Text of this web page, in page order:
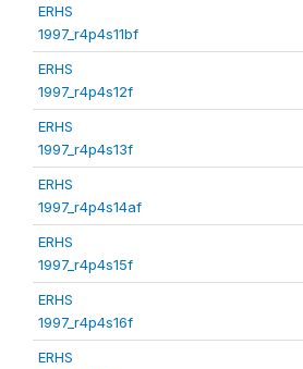
ERHS
1997_r4p4s11bf
ERHS
1997_r4p4s12f
ERHS
1997_r4p4s13f
ERHS
1997_r4p4s14af
ERHS
1997_r4p4s15f
ERHS
1997_r4p4s16f
ERHS